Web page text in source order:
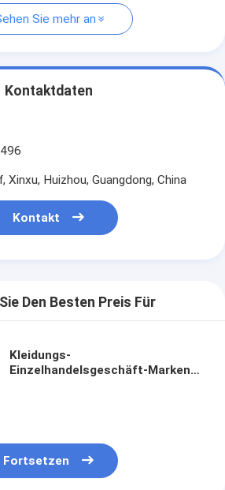
Sie mehr an
Kontaktdaten
Xinxu, Huizhou, Guangdong, China
Kontakt
Den Besten Preis Für
Kleidungs-
Einzelhandelsgeschäft-Marken-
Fortsetzen